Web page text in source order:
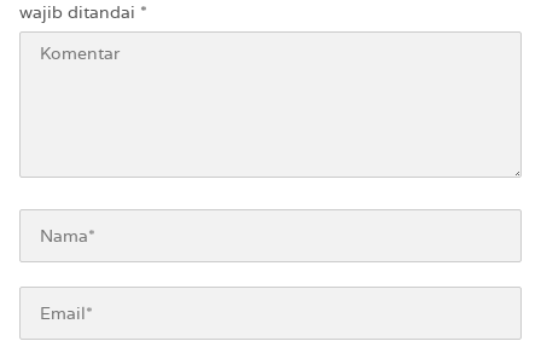
wajib ditandai *